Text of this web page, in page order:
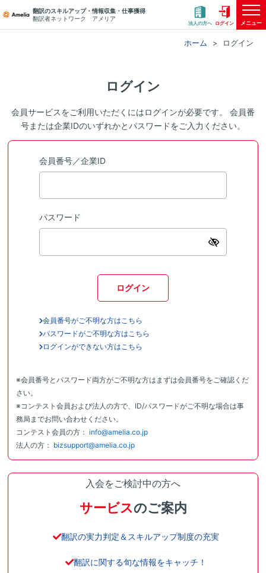
翻訳のスキルアップ・情報収集・仕事獲得
翻訳者ネットワーク アメリア
法人の方へ ログイン メニュー
ホーム ログイン
ログイン
会員サービスをご利用いただくにはログインが必要です。 会員番
号または企業IDのいずれかとパスワードをご入力ください。
会員番号／企業ID
パスワード
ログイン
会員番号がご不明な方はこちら
パスワードがご不明な方はこちら
ログインができない方はこちら
※会員番号とパスワード両方がご不明な方はまずは会員番号をご確認くだ
さい。
※コンテスト会員および法人の方で、ID/パスワードがご不明な場合は事
務局までお問い合わせください。
コンテスト会員の方： info@amelia.co.jp
法人の方： bizsupport@amelia.co.jp
入会をご検討中の方へ
サービスのご案内
翻訳の実力判定＆スキルアップ制度の充実
翻訳に関する旬な情報をキャッチ！